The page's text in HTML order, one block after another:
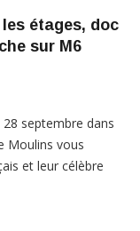
étages, doc
sur M6
septembre dans
Moulins vous
et leur célèbre